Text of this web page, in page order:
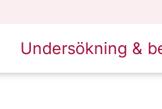
Undersökning &